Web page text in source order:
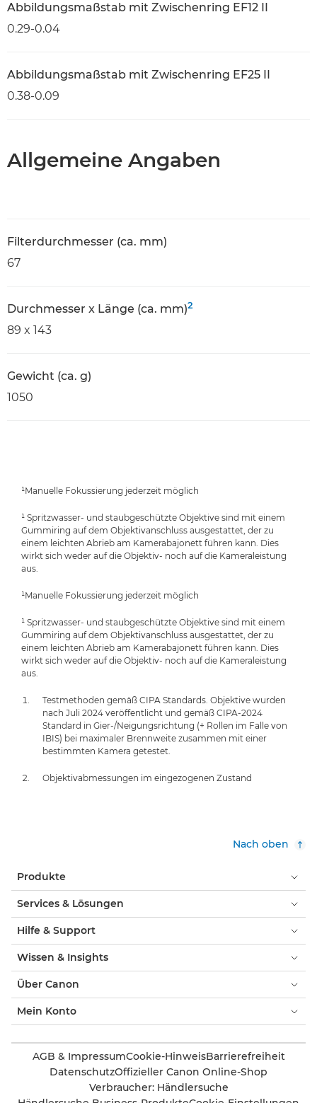
Abbildungsmaßstab mit Zwischenring EF12 II
0.29-0.04
Abbildungsmaßstab mit Zwischenring EF25 II
0.38-0.09
Allgemeine Angaben
Filterdurchmesser (ca. mm)
67
Durchmesser x Länge (ca. mm)2
89 x 143
Gewicht (ca. g)
1050
¹Manuelle Fokussierung jederzeit möglich
¹ Spritzwasser- und staubgeschützte Objektive sind mit einem
Gummiring auf dem Objektivanschluss ausgestattet, der zu
einem leichten Abrieb am Kamerabajonett führen kann. Dies
wirkt sich weder auf die Objektiv- noch auf die Kameraleistung
aus.
¹Manuelle Fokussierung jederzeit möglich
¹ Spritzwasser- und staubgeschützte Objektive sind mit einem
Gummiring auf dem Objektivanschluss ausgestattet, der zu
einem leichten Abrieb am Kamerabajonett führen kann. Dies
wirkt sich weder auf die Objektiv- noch auf die Kameraleistung
aus.
Testmethoden gemäß CIPA Standards. Objektive wurden
nach Juli 2024 veröffentlicht und gemäß CIPA-2024
Standard in Gier-/Neigungsrichtung (+ Rollen im Falle von
IBIS) bei maximaler Brennweite zusammen mit einer
bestimmten Kamera getestet.
Objektivabmessungen im eingezogenen Zustand
Nach oben
Produkte
Services & Lösungen
Hilfe & Support
Wissen & Insights
Über Canon
Mein Konto
AGB & ImpressumCookie-HinweisBarrierefreiheit
DatenschutzOffizieller Canon Online-Shop
Verbraucher: Händlersuche